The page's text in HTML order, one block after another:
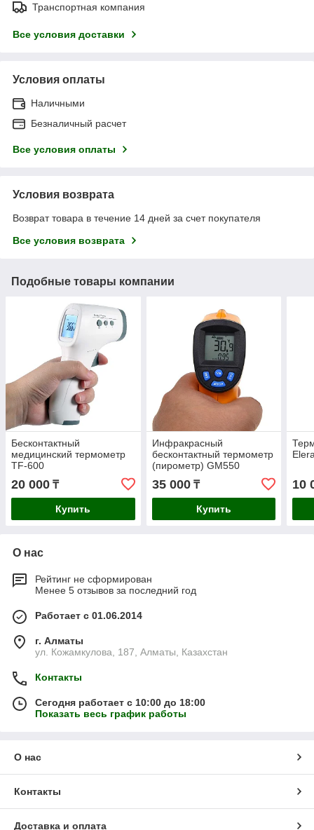
Транспортная компания
Все условия доставки
Условия оплаты
Наличными
Безналичный расчет
Все условия оплаты
Условия возврата
Возврат товара в течение 14 дней за счет покупателя
Все условия возврата
Подобные товары компании
Бесконтактный
медицинский термометр
TF-600
20 000 ₸
Купить
Инфракрасный
бесконтактный термометр
(пирометр) GM550
35 000₸
Купить
10
О нас
Рейтинг не сформирован
Менее 5 отзывов за последний год
Работает с 01.06.2014
г. Алматы
ул. Кожамкулова, 187, Алматы, Казахстан
Контакты
Сегодня работает с 10:00 до 18:00
Показать весь график работы
О нас
Контакты
Доставка и оплата